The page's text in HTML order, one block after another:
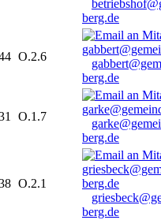
berg.de
O.2.6
berg.de
O.1.7
berg.de
O.2.1
berg.de